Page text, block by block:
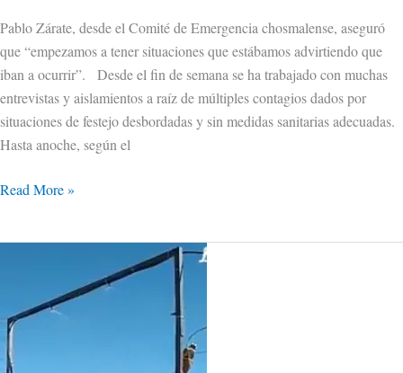
Pablo Zárate, desde el Comité de Emergencia chosmalense, aseguró
que “empezamos a tener situaciones que estábamos advirtiendo que
iban a ocurrir”. Desde el fin de semana se ha trabajado con muchas
entrevistas y aislamientos a raíz de múltiples contagios dados por
situaciones de festejo desbordadas y sin medidas sanitarias adecuadas.
Hasta anoche, según el
covid
y
muchos
aislados
por
prevención
Read More »
arco
de